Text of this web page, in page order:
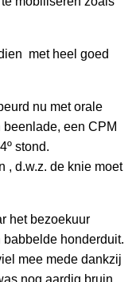
met heel goed
nu met orale
een CPM
stond.
, d.w.z. de knie moet
het bezoekuur
honderduit.
mee mede dankzij
nog aardig bruin